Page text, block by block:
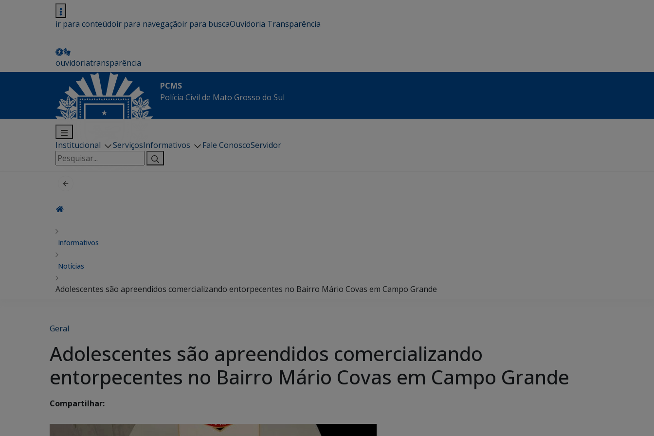
ir para conteúdoir para navegaçãoir para buscaOuvidoria Transparência
ouvidoriatransparência
PCMS
Polícia Civil de Mato Grosso do Sul
Institucional ServiçosInformativos Fale ConoscoServidor
Pesquisar
por:
Informativos
Notícias
Adolescentes são apreendidos comercializando entorpecentes no Bairro Mário Covas em Campo Grande
Geral
Adolescentes são apreendidos comercializando
entorpecentes no Bairro Mário Covas em Campo Grande
Compartilhar: